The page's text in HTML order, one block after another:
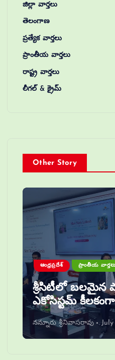
జిల్లా వార్తలు
తెలంగాణ
ప్రత్యేక వార్తలు
ప్రాంతీయ వార్తలు
రాష్ట్ర వార్తలు
లీగల్ & క్రైమ్
Other Story
ఆంధ్రప్రదేశ్ ప్రాంతీయ
శ్రీసిటీలో బలమైన
ఎకోసిస్టమ్ కీలకంగా
నన్నూరు శ్రీనివాసరావు